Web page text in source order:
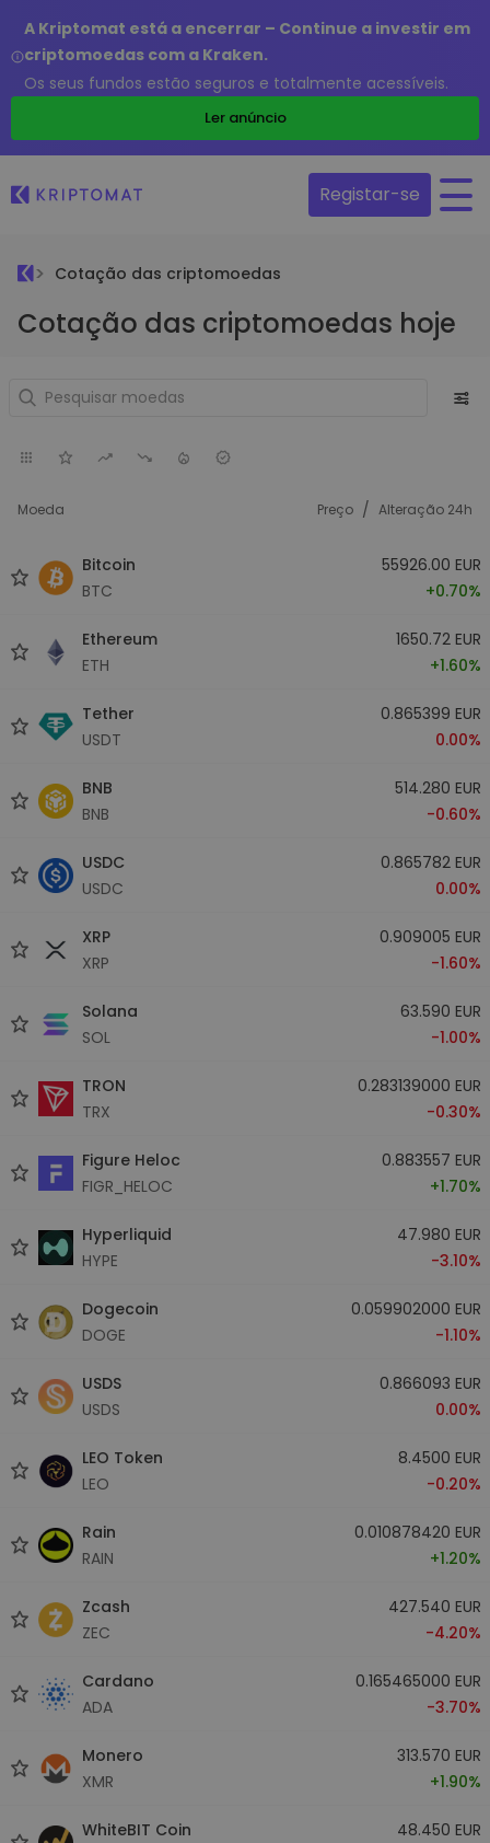
A Kriptomat está a encerrar – Continue a investir em
criptomoedas com a Kraken.
Os seus fundos estão seguros e totalmente acessíveis.
Ler anúncio
Registar-se
Cotação das criptomoedas
Cotação das criptomoedas hoje
Moeda Preço / Alteração 24h
Bitcoin
BTC
55926.00 EUR
+0.70%
Ethereum
ETH
1650.72 EUR
+1.60%
Tether
USDT
0.865399 EUR
0.00%
BNB
BNB
514.280 EUR
-0.60%
USDC
USDC
0.865782 EUR
0.00%
XRP
XRP
0.909005 EUR
-1.60%
Solana
SOL
63.590 EUR
-1.00%
TRON
TRX
0.283139000 EUR
-0.30%
Figure Heloc
FIGR_HELOC
0.883557 EUR
+1.70%
Hyperliquid
HYPE
47.980 EUR
-3.10%
Dogecoin
DOGE
0.059902000 EUR
-1.10%
USDS
USDS
0.866093 EUR
0.00%
LEO Token
LEO
8.4500 EUR
-0.20%
Rain
RAIN
0.010878420 EUR
+1.20%
Zcash
ZEC
427.540 EUR
-4.20%
Cardano
ADA
0.165465000 EUR
-3.70%
Monero
XMR
313.570 EUR
+1.90%
WhiteBIT Coin
48.450 EUR